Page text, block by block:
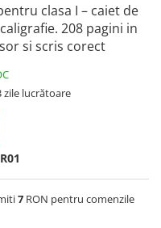
clasa I – caiet de
208 pagini in
si scris corect
zile lucrătoare
7RON pentru comenzile